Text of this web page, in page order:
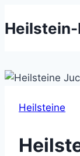
Inhalt
Heilsteine